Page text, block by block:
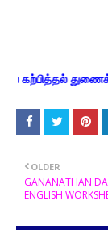
OLDER
GANANATHAN
ENGLISH